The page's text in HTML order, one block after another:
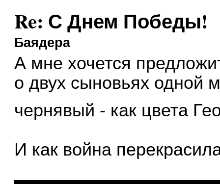
Re: С Днем Победы!
Баядера
А мне хочется
о двух сыновьях одной
чернявый - как цвета
И как война